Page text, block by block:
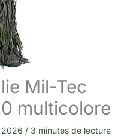
Mil-Tec
multicolore
2026 / 3 minutes de lecture